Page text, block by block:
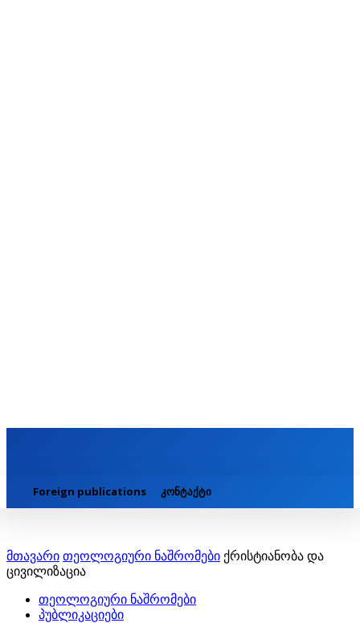
Foreign publications კონტაქტი
მთავარი თეოლოგიური ნაშრომები ქრისტიანობა და
ცივილიზაცია
თეოლოგიური ნაშრომები
პუბლიკაციები